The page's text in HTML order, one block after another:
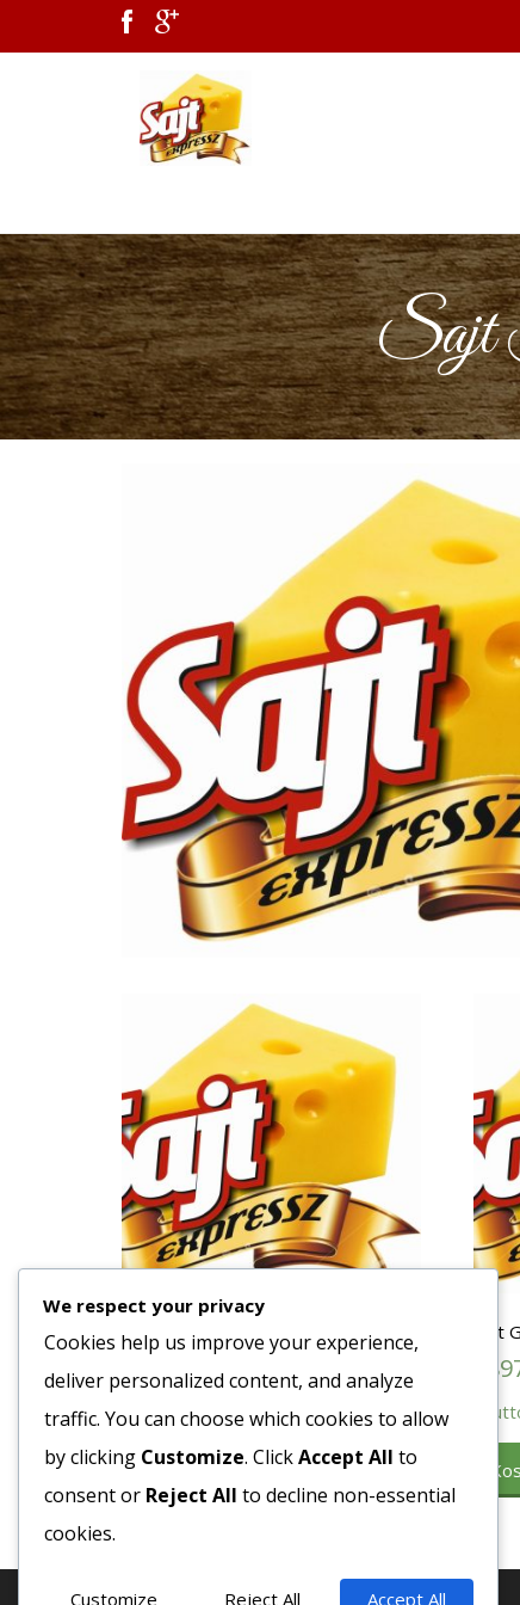
Sajt
Joghurt Görög Yliston 5L
Ft
Bruttó egység ár:ft/db.
Kosárba teszem
Sajt
We respect your privacy
Cookies help us improve your experience,
deliver personalized content, and analyze
traffic. You can choose which cookies to allow
by clicking Customize. ClickAccept All to
consent or Reject All to decline non-essential
cookies.
Customize Reject All Accept All